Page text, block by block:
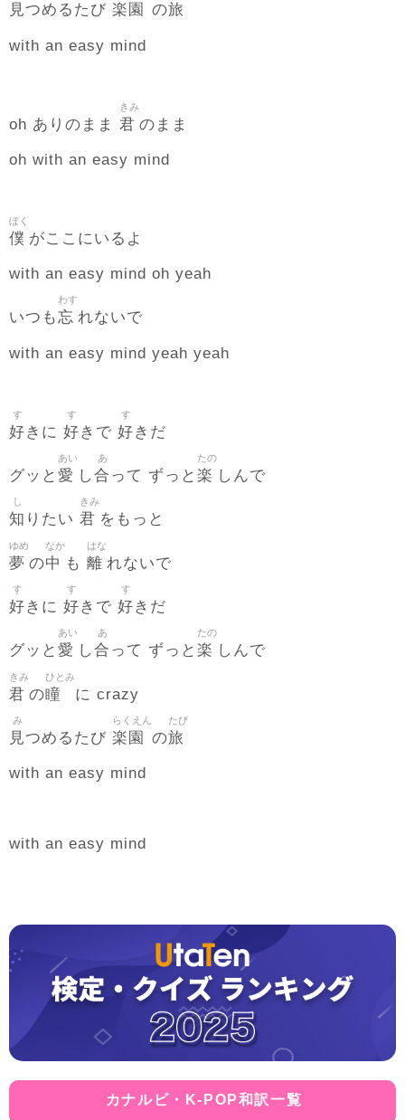
見つめるたび 楽園 の旅
with an easy mind
oh ありのまま 君
きみ
のまま
oh with an easy mind
僕
ぼく
がここにいるよ
with an easy mind oh yeah
いつも忘
わす
れないで
with an easy mind yeah yeah
好
す
きに 好
す
きで 好
す
きだ
グッと 愛
あい
し合
あ
って ずっと 楽
たの
しんで
知
し
りたい 君
きみ
をもっと
夢
ゆめ
の中
なか
も 離
はな
れないで
好
す
きに 好
す
きで 好
す
きだ
グッと 愛
あい
し合
あ
って ずっと 楽
たの
しんで
君
きみ
の瞳
ひとみ
に crazy
見
み
つめるたび 楽園
らくえん
の旅
たび
with an easy mind
with an easy mind
カナルビ・K-POP和訳一覧